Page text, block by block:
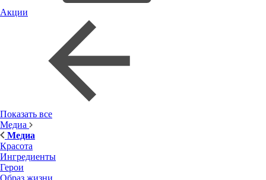
Акции
Показать все
Медиа
Медиа
Красота
Ингредиенты
Герои
Образ жизни